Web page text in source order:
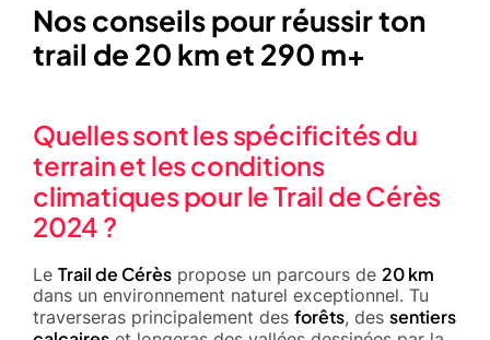
Nos conseils pour réussir ton
trail de 20 km et 290 m+
Quelles sont les spécificités du
terrain et les conditions
climatiques pour le Trail de Cérès
2024 ?
Le Trail de Cérès propose un parcours de 20 km
dans un environnement naturel exceptionnel. Tu
traverseras principalement des forêts, des sentiers